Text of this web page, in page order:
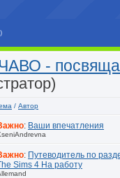
-
/ Автор
: Ваши впечатления
: Путеводитель по
Sims 4 На работу